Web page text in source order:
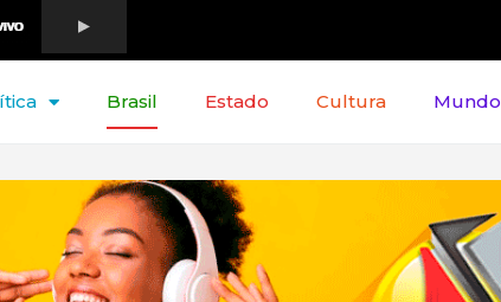
Brasil Estado Cultura Mundo